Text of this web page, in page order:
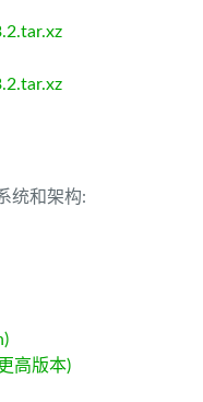
统和架构:
高版本)